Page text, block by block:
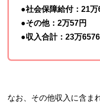
●社会保障給付：21万
●その他：2万57円
●収入合計：23万6576
なお、その他収入に含ま